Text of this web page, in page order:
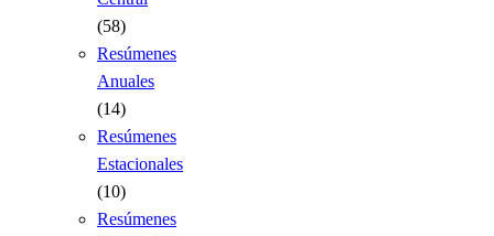
(58)
Resúmenes
Anuales
(14)
Resúmenes
Estacionales
(10)
Resúmenes